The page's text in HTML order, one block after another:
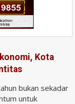
Kota
bukan sekadar
untuk